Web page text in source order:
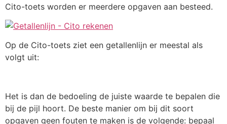
Cito-toets worden er meerdere opgaven aan besteed.
Op de Cito-toets ziet een getallenlijn er meestal als
volgt uit:
Het is dan de bedoeling de juiste waarde te bepalen die
bij de pijl hoort. De beste manier om bij dit soort
opgaven geen fouten te maken is de volgende: bepaal